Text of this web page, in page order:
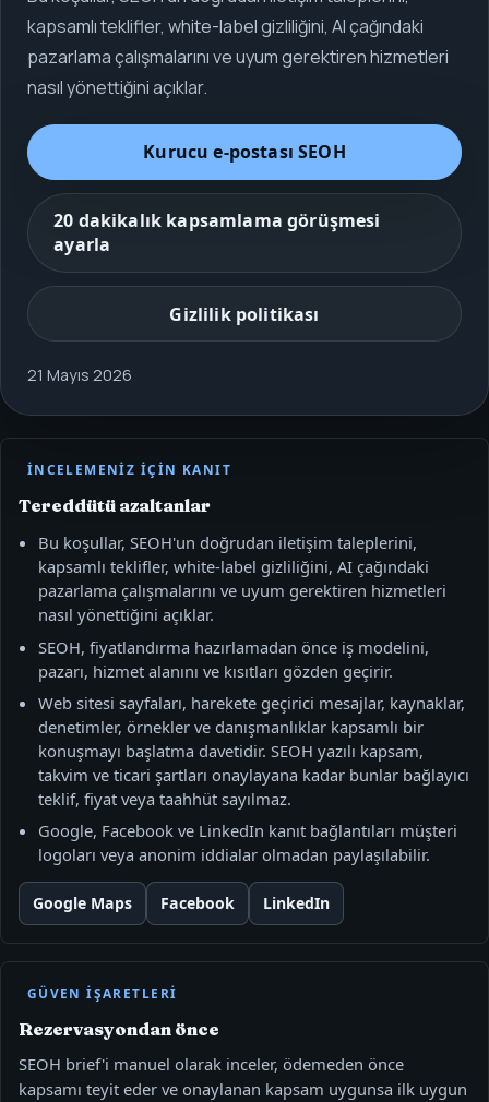
kapsamlı teklifler, white-label gizliliğini, AI çağındaki
pazarlama çalışmalarını ve uyum gerektiren hizmetleri
nasıl yönettiğini açıklar.
Kurucu e‑postası SEOH
20 dakikalık kapsamlama görüşmesi
ayarla
Gizlilik politikası
21 Mayıs 2026
İNCELEMENIZ IÇIN KANIT
Tereddütü azaltanlar
Bu koşullar, SEOH'un doğrudan iletişim taleplerini,
kapsamlı teklifler, white-label gizliliğini, AI çağındaki
pazarlama çalışmalarını ve uyum gerektiren hizmetleri
nasıl yönettiğini açıklar.
SEOH, fiyatlandırma hazırlamadan önce iş modelini,
pazarı, hizmet alanını ve kısıtları gözden geçirir.
Web sitesi sayfaları, harekete geçirici mesajlar, kaynaklar,
denetimler, örnekler ve danışmanlıklar kapsamlı bir
konuşmayı başlatma davetidir. SEOH yazılı kapsam,
takvim ve ticari şartları onaylayana kadar bunlar bağlayıcı
teklif, fiyat veya taahhüt sayılmaz.
Google, Facebook ve LinkedIn kanıt bağlantıları müşteri
logoları veya anonim iddialar olmadan paylaşılabilir.
Google Maps Facebook LinkedIn
GÜVEN IŞARETLERI
Rezervasyondan önce
SEOH brief'i manuel olarak inceler, ödemeden önce
kapsamı teyit eder ve onaylanan kapsam uygunsa ilk uygun